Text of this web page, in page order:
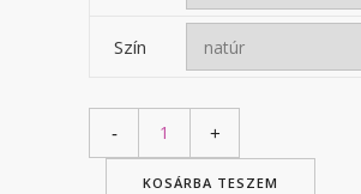
Szín
KOSÁRBA TESZEM